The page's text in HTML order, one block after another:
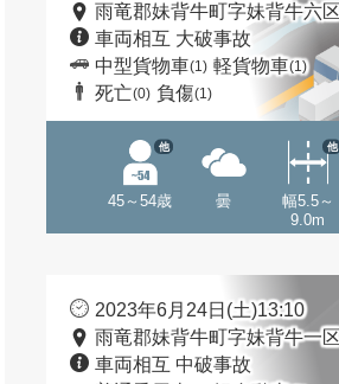
雨竜郡妹背牛町字妹背牛六
車両相互 大破事故
中型貨物車(1) 軽貨物車(1)
死亡(0) 負傷(1)
45～54歳
他
曇
幅5.5～
9.0m
他
2023年6月24日(土)13:10
雨竜郡妹背牛町字妹背牛一
車両相互 中破事故